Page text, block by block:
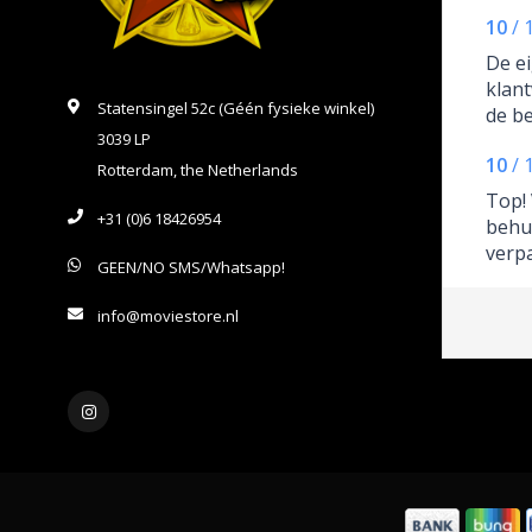
Statensingel 52c (Géén fysieke winkel)
3039 LP
Rotterdam, the Netherlands
+31 (0)6 18426954
GEEN/NO SMS/Whatsapp!
info@moviestore.nl
10 /
De
de
10 /
Top!